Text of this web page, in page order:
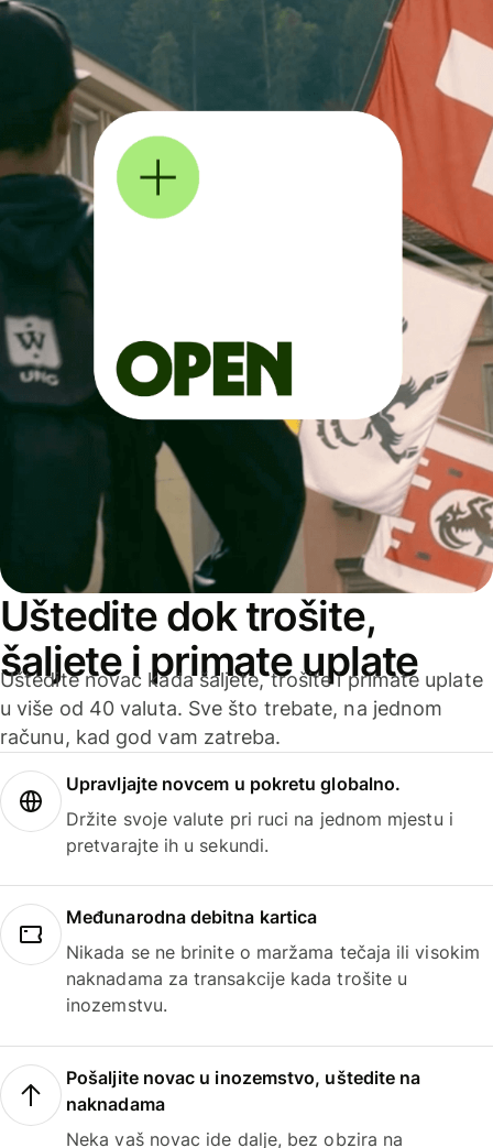
Uštedite dok trošite,
šaljete i primate uplate
Uštedite novac kada šaljete, trošite i primate uplate
u više od 40 valuta. Sve što trebate, na jednom
računu, kad god vam zatreba.
Upravljajte novcem u pokretu globalno.
Držite svoje valute pri ruci na jednom mjestu i
pretvarajte ih u sekundi.
Međunarodna debitna kartica
Nikada se ne brinite o maržama tečaja ili visokim
naknadama za transakcije kada trošite u
inozemstvu.
Pošaljite novac u inozemstvo, uštedite na
naknadama
Neka vaš novac ide dalje, bez obzira na